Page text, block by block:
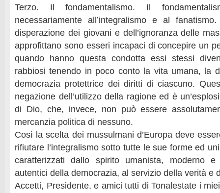
Terzo. Il fondamentalismo. Il
necessariamente all’integralismo e al
disperazione dei giovani e dell’ignoranza delle
approfittano sono esseri incapaci di concepire un
quando hanno questa condotta essi stessi
rabbiosi tenendo in poco conto la vita umana, la
democrazia protettrice dei diritti di ciascuno.
negazione dell’utilizzo della ragione ed è
di Dio, che, invece, non può essere
mercanzia politica di nessuno.
Così la scelta dei mussulmani d’Europa deve
rifiutare l’integralismo sotto tutte le sue forme ed
caratterizzati dallo spirito umanista, moderno
autentici della democrazia, al servizio della verità e
Accetti, Presidente, e amici tutti di Tonalestate i